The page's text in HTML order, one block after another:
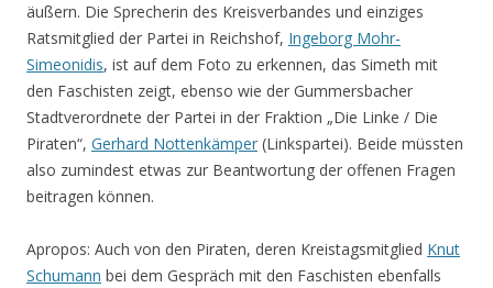
äußern. Die Sprecherin des Kreisverbandes und einziges
Ratsmitglied der Partei in Reichshof, Ingeborg Mohr-
Simeonidis, ist auf dem Foto zu erkennen, das Simeth mit
den Faschisten zeigt, ebenso wie der Gummersbacher
Stadtverordnete der Partei in der Fraktion „Die Linke / Die
Piraten“, Gerhard Nottenkämper (Linkspartei). Beide müssten
also zumindest etwas zur Beantwortung der offenen Fragen
beitragen können.
Apropos: Auch von den Piraten, deren Kreistagsmitglied Knut
Schumann bei dem Gespräch mit den Faschisten ebenfalls